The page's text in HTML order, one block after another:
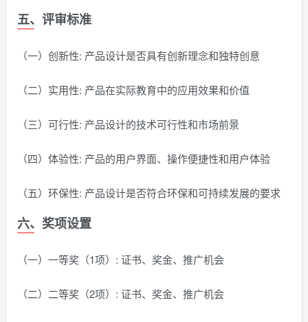
五、评审标准
（一）创新性: 产品设计是否具有创新理念和独特创意
（二）实用性: 产品在实际教育中的应用效果和价值
（三）可行性: 产品设计的技术可行性和市场前景
（四）体验性: 产品的用户界面、操作便捷性和用户体验
（五）环保性: 产品设计是否符合环保和可持续发展的要求
六、奖项设置
（一）一等奖（1项）: 证书、奖金、推广机会
（二）二等奖（2项）: 证书、奖金、推广机会